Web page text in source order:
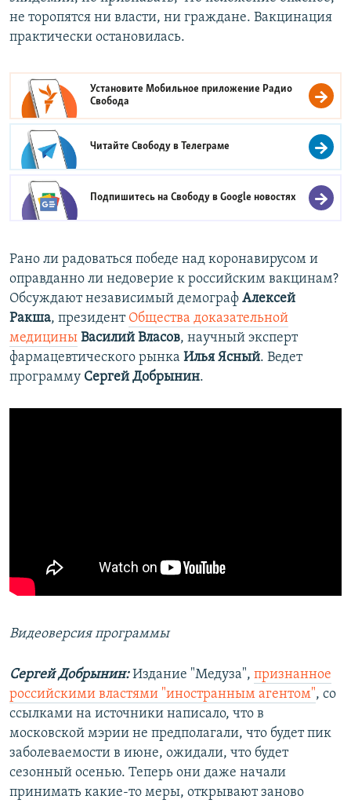
не торопятся ни власти, ни граждане. Вакцинация
практически остановилась.
Установите Мобильное приложение Радио
Свобода
Читайте Свободу вТелеграме
Подпишитесь на Свободу вGoogle новостях
Рано ли радоваться победе над коронавирусом и
оправданно ли недоверие к российским вакцинам?
Обсуждают независимый демограф Алексей
Ракша, президент Общества доказательной
медицины Василий Власов, научный эксперт
фармацевтического рынка Илья Ясный. Ведет
программу Сергей Добрынин.
Видеоверсия программы
Сергей Добрынин:Издание "Медуза", признанное
российскими властями "иностранным агентом", со
ссылками на источники написало, что в
московской мэрии не предполагали, что будет пик
заболеваемости в июне, ожидали, что будет
сезонный осенью. Теперь они даже начали
принимать какие-то меры, открывают заново